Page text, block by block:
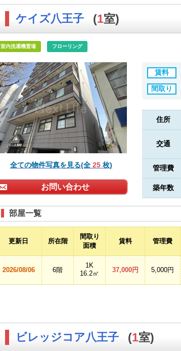
ケイズ八王子 (1室)
室内洗濯機置場 フローリング
全ての物件写真を見る(全 25 枚)
お問い合わせ
賃料
間取り
住所
交通
管理費
築年数
部屋一覧
更新日 所在階
間取り
面積
賃料 管理費
2026/08/06 6階
1K
16.2㎡
37,000円 5,000円
ビレッジコア八王子 (1室)